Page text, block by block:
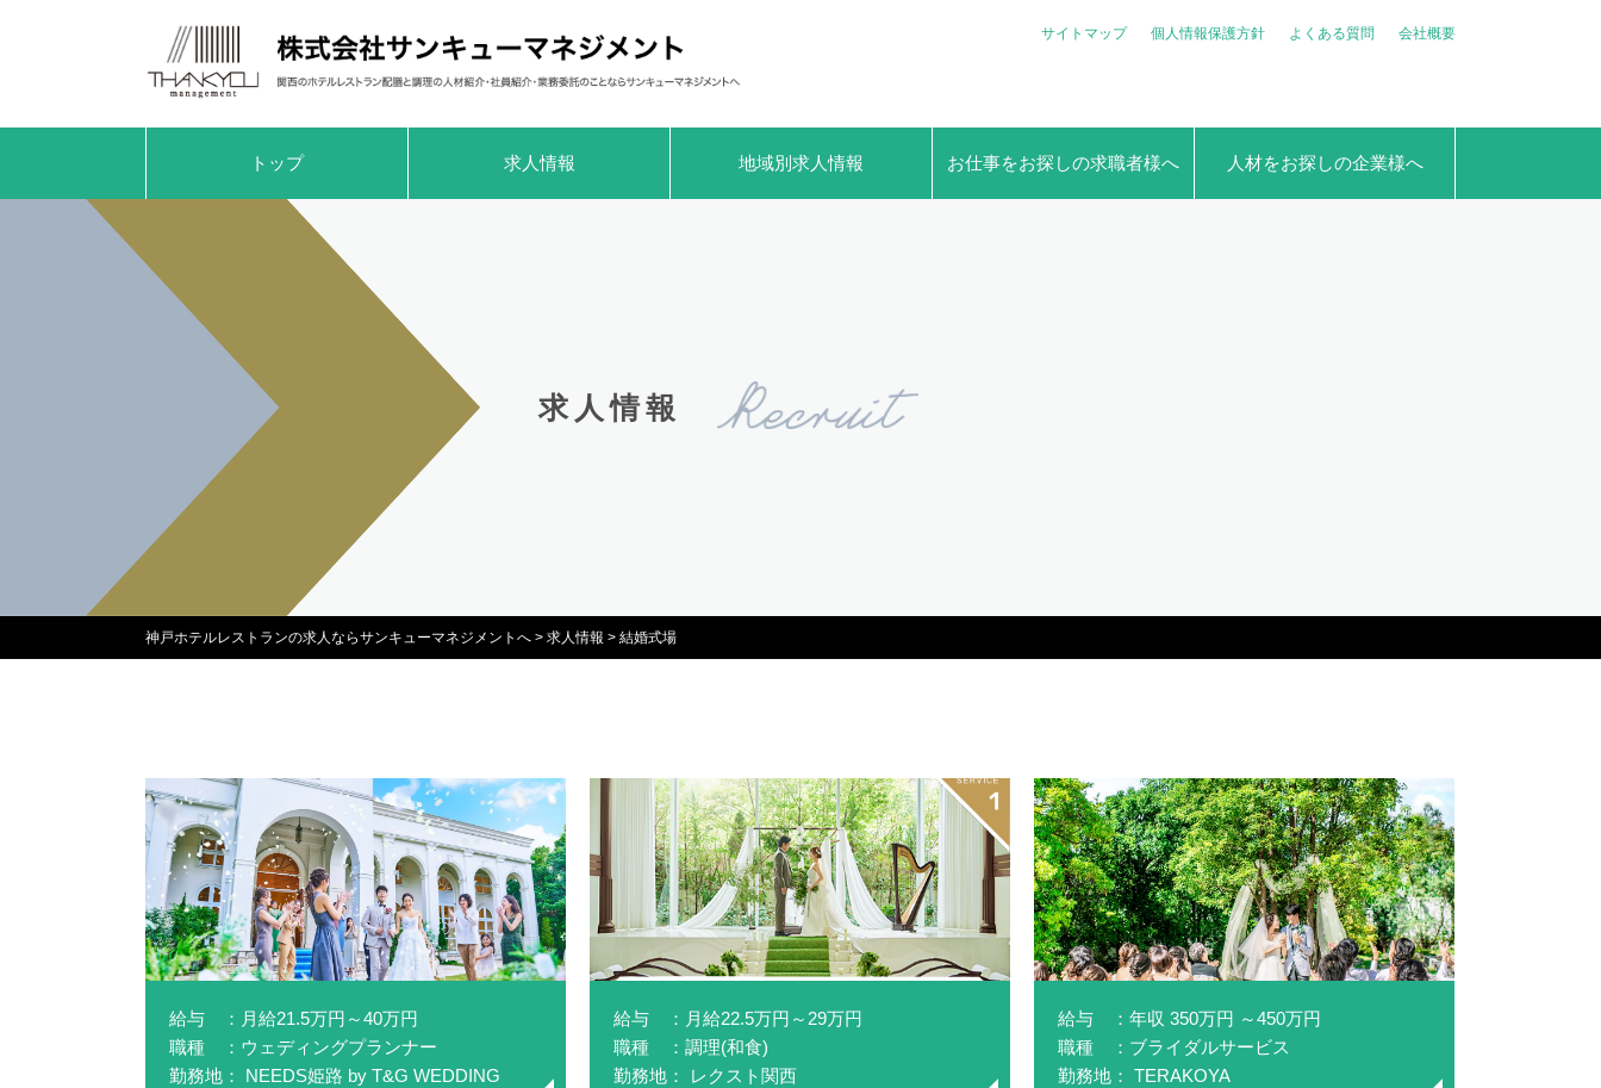
サイトマップ 個人情報保護方針 よくある質問 会社概要
トップ 求人情報 地域別求人情報 お仕事をお探しの求職者様へ 人材をお探しの企業様へ
求人情報
神戸ホテルレストランの求人ならサンキューマネジメントへ > 求人情報 > 結婚式場
給与 ：月給21.5万円～40万円
職種 ：ウェディングプランナー
勤務地： NEEDS姫路 by T&G WEDDING
給与 ：月給22.5万円～29万円
職種 ：調理(和食)
勤務地： レクスト関西
給与 ：年収 350万円 ～450万円
職種 ：ブライダルサービス
勤務地： TERAKOYA